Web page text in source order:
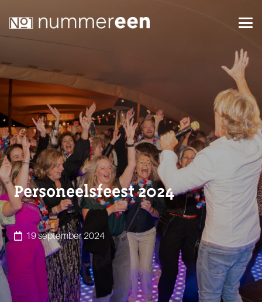
Personeelsfeest 2024
19 september 2024